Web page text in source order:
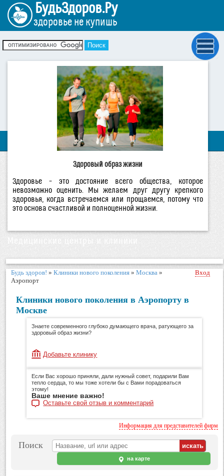
БудьЗдоров.Ру
здоровье не купишь
Здоровый образ жизни
Здоровье – это достояние всего общества, которое
невозможно оценить. Мы желаем друг другу крепкого
здоровья, когда встречаемся или прощаемся, потому что
это основа счастливой и полноценной жизни.
Медицинские центры и клиники
Будь здоров! » Клиники нового поколения » Москва »
Аэропорт
Вход
Клиники нового поколения в Аэропорту в
Москве
Знаете современного глубоко думающего врача, ратующего за
здоровый образ жизни?
Добавьте клинику
Если Вас хорошо приняли, дали нужный совет, подарили Вам
тепло сердца, то мы тоже хотели бы с Вами порадоваться
этому!
Ваше мнение важно!
Оставьте свой отзыв и комментарий
Информация для представителей фирм
Поиск
на карте